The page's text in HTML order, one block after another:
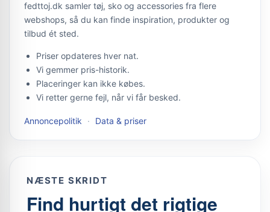
fedttoj.dk samler tøj, sko og accessories fra flere
webshops, så du kan finde inspiration, produkter og
tilbud ét sted.
Priser opdateres hver nat.
Vi gemmer pris-historik.
Placeringer kan ikke købes.
Vi retter gerne fejl, når vi får besked.
Annoncepolitik · Data & priser
NÆSTE SKRIDT
Find hurtigt det rigtige